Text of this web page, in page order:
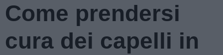
Come prendersi
cura dei capelli in